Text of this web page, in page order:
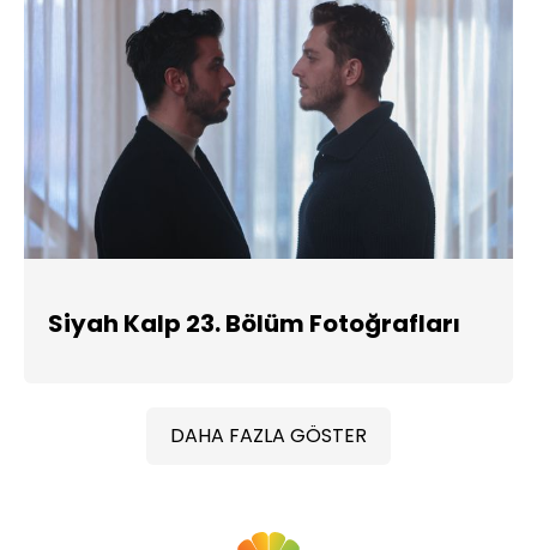
Siyah Kalp 23. Bölüm Fotoğrafları
DAHA FAZLA GÖSTER